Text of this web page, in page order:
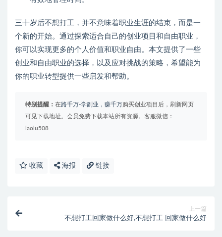
三十岁后不想打工，并不意味着职业生涯的结束，而是一
个新的开始。通过探索适合自己的创业项目和自由职业，
你可以实现更多的个人价值和职业自由。本文提供了一些
创业和自由职业的选择，以及应对挑战的策略，希望能为
你的职业转型提供一些启发和帮助。
特别提醒： 在路千万-学副业，赚千万购买创业项目后，刷新网页
可见下载地址。会员免费下载本站所有资源。客服微信：
laolu508
收藏 海报 链接
上一篇
不想打工回家做什么好,不想打工 回家做什么好